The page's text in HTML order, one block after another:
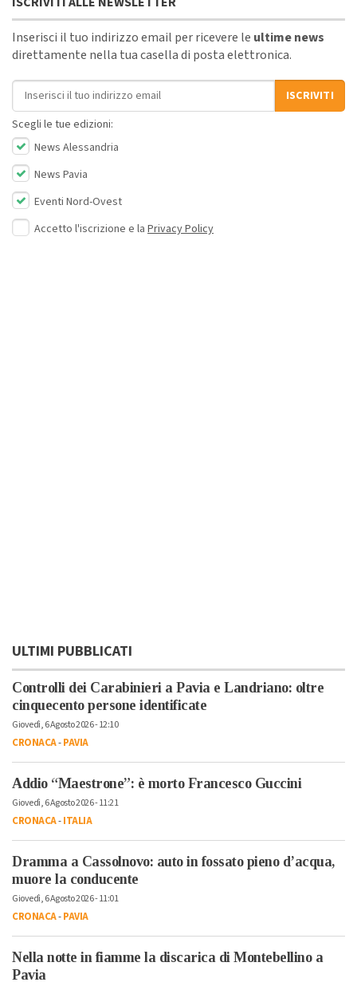
Inserisci il tuo indirizzo email per ricevere le ultime news
direttamente nella tua casella di posta elettronica.
Indirizzo email
ISCRIVITI
Scegli le tue edizioni:
News Alessandria
News Pavia
Eventi Nord-Ovest
Accetto l'iscrizione e la Privacy Policy
ULTIMI PUBBLICATI
Controlli dei Carabinieri a Pavia e Landriano: oltre
cinquecento persone identificate
Giovedì, 6 Agosto 2026 - 12:10
CRONACA-PAVIA
Addio “Maestrone”: è morto Francesco Guccini
Giovedì, 6 Agosto 2026 - 11:21
CRONACA-ITALIA
Dramma a Cassolnovo: auto in fossato pieno d’acqua,
muore la conducente
Giovedì, 6 Agosto 2026 - 11:01
CRONACA-PAVIA
Nella notte in fiamme la discarica di Montebellino a
Pavia